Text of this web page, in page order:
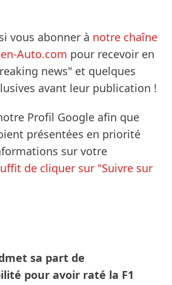
vous abonner à notre chaîne
Auto.com pour recevoir en
news" et quelques
avant leur publication !
Profil Google afin que
présentées en priorité
sur votre
de cliquer sur "Suivre sur
sa part de
pour avoir raté la F1